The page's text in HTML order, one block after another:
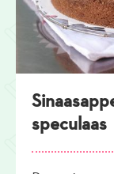
speculaas